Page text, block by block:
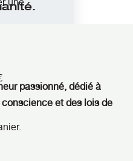
passionné, dédié à
conscience et des lois de